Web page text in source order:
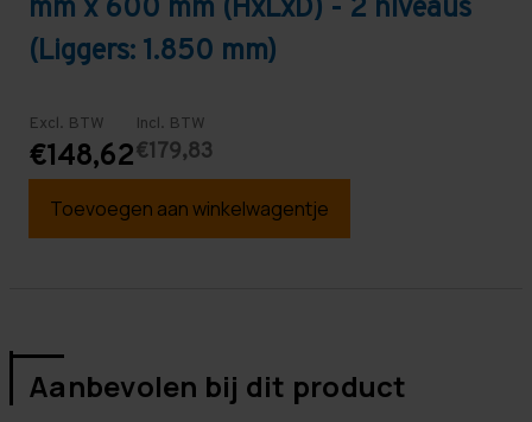
mm x 600 mm (HxLxD) - 2 niveaus
(Liggers: 1.850 mm)
Excl. BTW
€148,62
Incl. BTW
€179,83
Toevoegen aan winkelwagentje
Aanbevolen bij dit product